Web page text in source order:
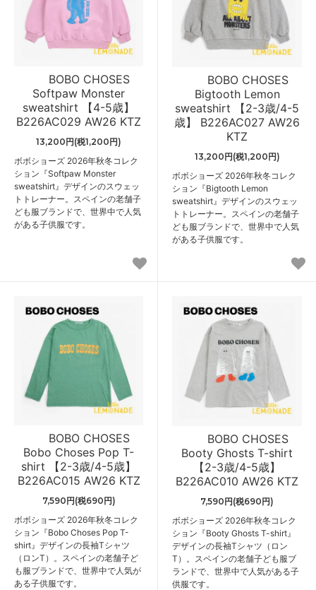
BOBO CHOSES
Softpaw Monster
sweatshirt 【4-5歳】
B226AC029 AW26 KTZ
13,200円(税1,200円)
ボボショーズ 2026年秋冬コレク
ション『Softpaw Monster
sweatshirt』デザインのスウェッ
トトレーナー。スペインの老舗子
ども服ブランドで、世界中で人気
がある子供服です。
BOBO CHOSES
Bigtooth Lemon
sweatshirt 【2-3歳/4-5
歳】 B226AC027 AW26
KTZ
13,200円(税1,200円)
ボボショーズ 2026年秋冬コレク
ション『Bigtooth Lemon
sweatshirt』デザインのスウェッ
トトレーナー。スペインの老舗子
ども服ブランドで、世界中で人気
がある子供服です。
BOBO CHOSES
Bobo Choses Pop T-
shirt 【2-3歳/4-5歳】
B226AC015 AW26 KTZ
7,590円(税690円)
ボボショーズ 2026年秋冬コレク
ション『Bobo Choses Pop T-
shirt』デザインの長袖Tシャツ
（ロンT）。スペインの老舗子ど
も服ブランドで、世界中で人気が
ある子供服です。
BOBO CHOSES
Booty Ghosts T-shirt
【2-3歳/4-5歳】
B226AC010 AW26 KTZ
7,590円(税690円)
ボボショーズ 2026年秋冬コレク
ション『Booty Ghosts T-shirt』
デザインの長袖Tシャツ（ロン
T）。スペインの老舗子ども服ブ
ランドで、世界中で人気がある子
供服です。